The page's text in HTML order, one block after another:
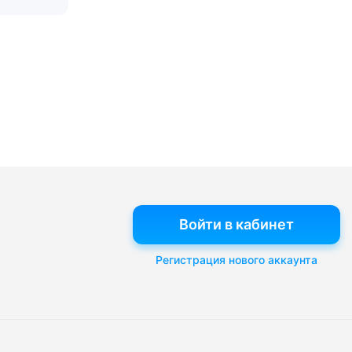
Войти в кабинет
Регистрация нового аккаунта